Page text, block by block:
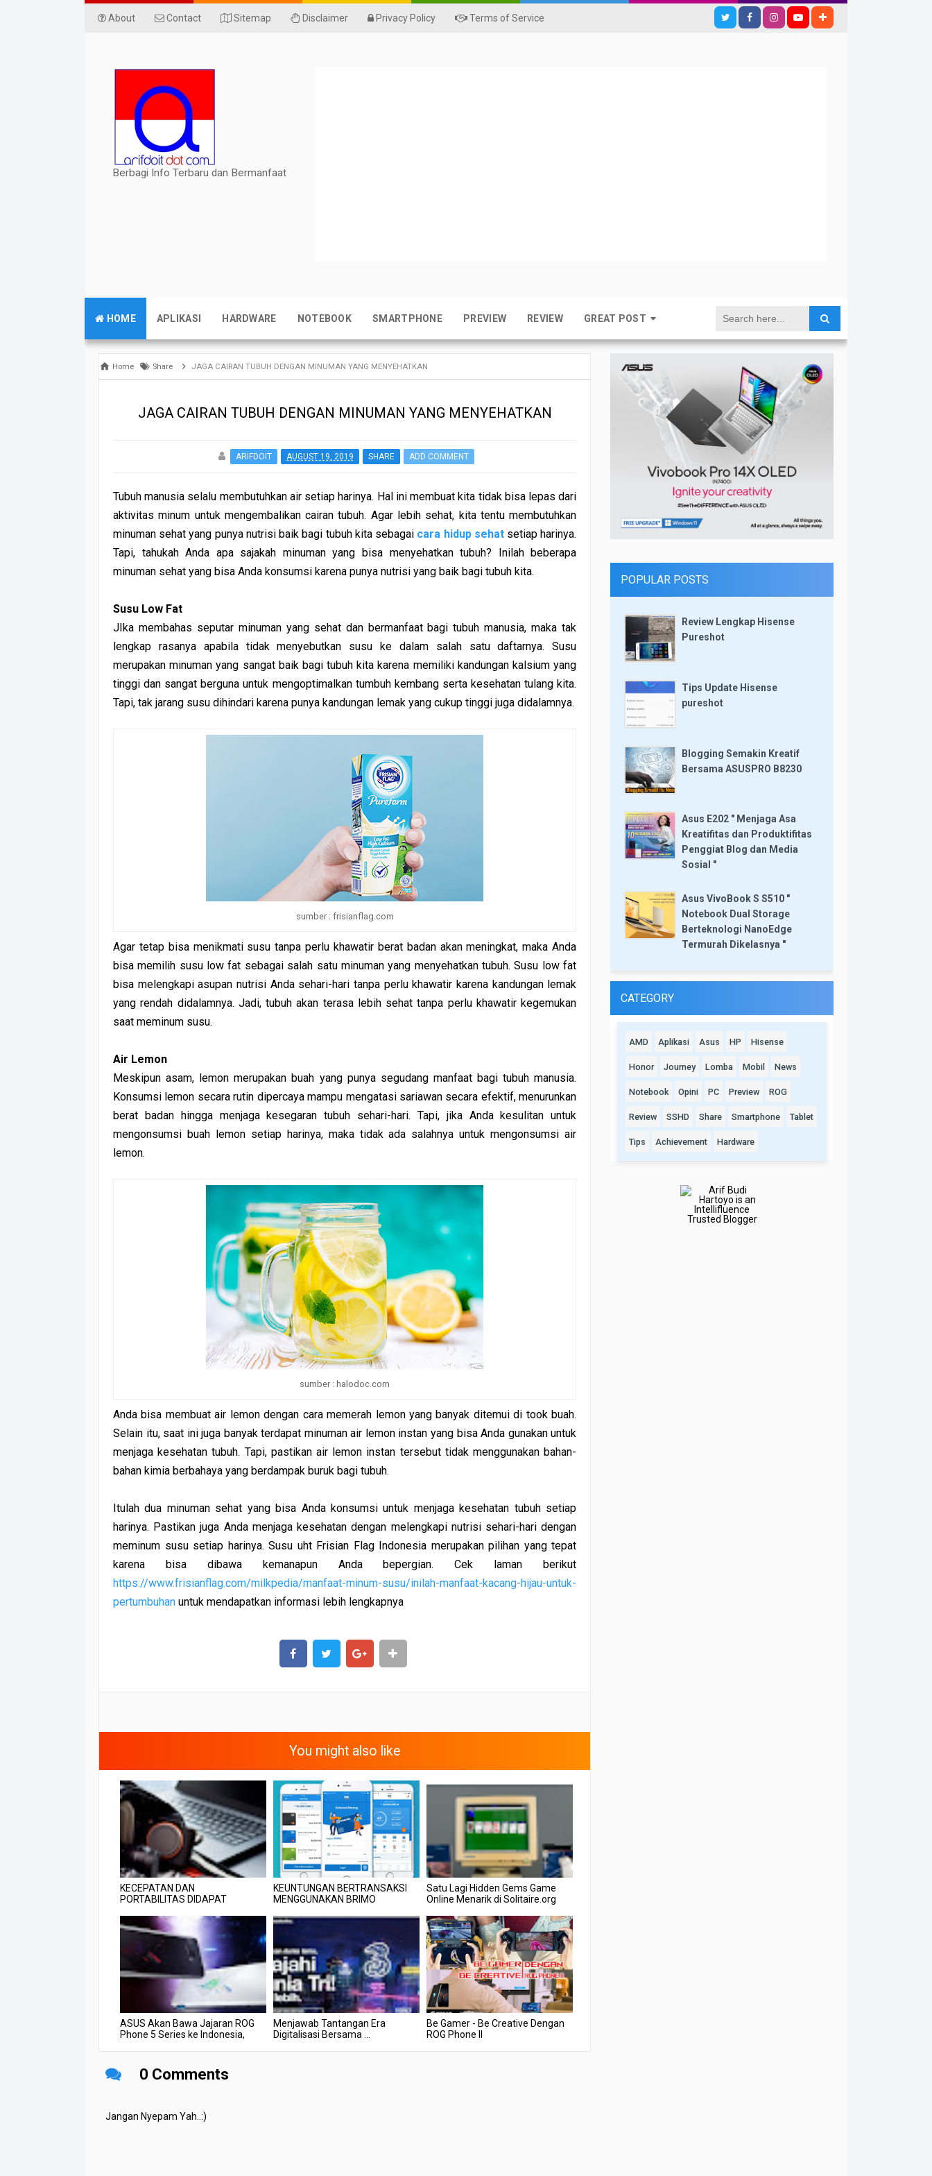
About Contact Sitemap Disclaimer Privacy Policy Terms of Service
Berbagi Info Terbaru dan Bermanfaat
HOME APLIKASI HARDWARE NOTEBOOK SMARTPHONE PREVIEW REVIEW GREAT POST
Home Share JAGA CAIRAN TUBUH DENGAN MINUMAN YANG MENYEHATKAN
JAGA CAIRAN TUBUH DENGAN MINUMAN YANG MENYEHATKAN
ARIFDOIT AUGUST 19, 2019 SHARE ADD COMMENT
Tubuh manusia selalu membutuhkan air setiap harinya. Hal ini membuat kita tidak bisa lepas dari
aktivitas minum untuk mengembalikan cairan tubuh. Agar lebih sehat, kita tentu membutuhkan
minuman sehat yang punya nutrisi baik bagi tubuh kita sebagai cara hidup sehatsetiap harinya.
Tapi, tahukah Anda apa sajakah minuman yang bisa menyehatkan tubuh? Inilah beberapa
minuman sehat yang bisa Anda konsumsi karena punya nutrisi yang baik bagi tubuh kita.
Susu Low Fat
JIka membahas seputar minuman yang sehat dan bermanfaat bagi tubuh manusia, maka tak
lengkap rasanya apabila tidak menyebutkan susu ke dalam salah satu daftarnya. Susu
merupakan minuman yang sangat baik bagi tubuh kita karena memiliki kandungan kalsium yang
tinggi dan sangat berguna untuk mengoptimalkan tumbuh kembang serta kesehatan tulang kita.
Tapi, tak jarang susu dihindari karena punya kandungan lemak yang cukup tinggi juga didalamnya.
sumber : frisianflag.com
Agar tetap bisa menikmati susu tanpa perlu khawatir berat badan akan meningkat, maka Anda
bisa memilih susu low fat sebagai salah satu minuman yang menyehatkan tubuh. Susu low fat
bisa melengkapi asupan nutrisi Anda sehari-hari tanpa perlu khawatir karena kandungan lemak
yang rendah didalamnya. Jadi, tubuh akan terasa lebih sehat tanpa perlu khawatir kegemukan
saat meminum susu.
Air Lemon
Meskipun asam, lemon merupakan buah yang punya segudang manfaat bagi tubuh manusia.
Konsumsi lemon secara rutin dipercaya mampu mengatasi sariawan secara efektif, menurunkan
berat badan hingga menjaga kesegaran tubuh sehari-hari. Tapi, jika Anda kesulitan untuk
mengonsumsi buah lemon setiap harinya, maka tidak ada salahnya untuk mengonsumsi air
lemon.
sumber : halodoc.com
Anda bisa membuat air lemon dengan cara memerah lemon yang banyak ditemui di took buah.
Selain itu, saat ini juga banyak terdapat minuman air lemon instan yang bisa Anda gunakan untuk
menjaga kesehatan tubuh. Tapi, pastikan air lemon instan tersebut tidak menggunakan bahan-
bahan kimia berbahaya yang berdampak buruk bagi tubuh.
Itulah dua minuman sehat yang bisa Anda konsumsi untuk menjaga kesehatan tubuh setiap
harinya. Pastikan juga Anda menjaga kesehatan dengan melengkapi nutrisi sehari-hari dengan
meminum susu setiap harinya. Susu uht Frisian Flag Indonesia merupakan pilihan yang tepat
karena bisa dibawa kemanapun Anda bepergian. Cek laman berikut
https://www.frisianflag.com/milkpedia/manfaat-minum-susu/inilah-manfaat-kacang-hijau-untuk-
pertumbuhan untuk mendapatkan informasi lebih lengkapnya
You might also like
KECEPATAN DAN
PORTABILITAS DIDAPAT
PORTABLE SSD...
KEUNTUNGAN BERTRANSAKSI
MENGGUNAKAN BRIMO
Satu Lagi Hidden Gems Game
Online Menarik di Solitaire.org
ASUS Akan Bawa Jajaran ROG
Phone 5 Series ke Indonesia,
Menjawab Tantangan Era
Digitalisasi Bersama ...
Be Gamer - Be Creative Dengan
ROG Phone II
0 Comments
Jangan Nyepam Yah..:)
POPULAR POSTS
Review Lengkap Hisense
Pureshot
Tips Update Hisense
pureshot
Blogging Semakin Kreatif
Bersama ASUSPRO B8230
Asus E202 " Menjaga Asa
Kreatifitas dan Produktifitas
Penggiat Blog dan Media
Sosial "
Asus VivoBook S S510 "
Notebook Dual Storage
Berteknologi NanoEdge
Termurah Dikelasnya "
CATEGORY
AMD Aplikasi Asus HP Hisense
Honor Journey Lomba Mobil News
Notebook Opini PC Preview ROG
Review SSHD Share Smartphone Tablet
Tips Achievement Hardware